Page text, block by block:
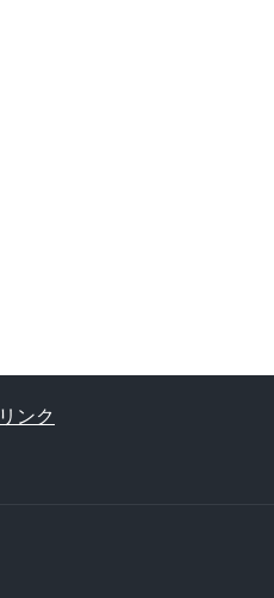
リンク